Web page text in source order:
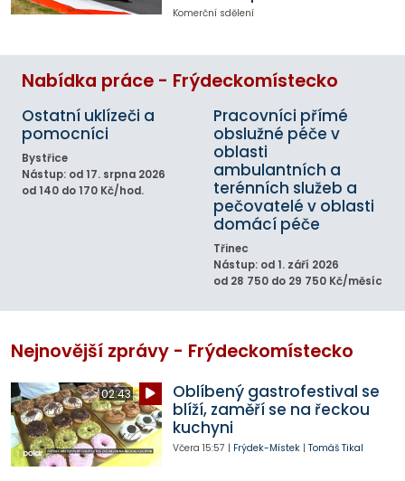
Komerční sdělení
Nabídka práce - Frýdeckomístecko
Ostatní uklízeči a
pomocníci
Bystřice
Nástup: od 17. srpna 2026
od 140 do 170 Kč/hod.
Pracovníci přímé
obslužné péče v
oblasti
ambulantních a
terénních služeb a
pečovatelé v oblasti
domácí péče
Třinec
Nástup: od 1. září 2026
od 28 750 do 29 750 Kč/měsíc
Nejnovější zprávy - Frýdeckomístecko
02:43
Oblíbený gastrofestival se
blíží, zaměří se na řeckou
kuchyni
Včera 15:57 | Frýdek-Místek| Tomáš Tikal